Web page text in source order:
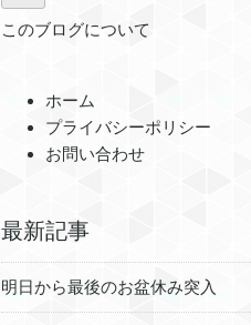
このブログについて
ホーム
プライバシーポリシー
お問い合わせ
最新記事
明日から最後のお盆休み突入